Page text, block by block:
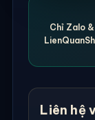
Chỉ Zalo
Liên hệ